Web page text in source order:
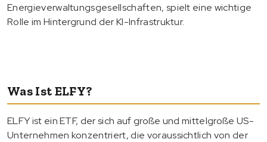
Energieverwaltungsgesellschaften, spielt eine wichtige
Rolle im Hintergrund der KI-Infrastruktur.
Was Ist ELFY?
ELFY ist ein ETF, der sich auf große und mittelgroße US-
Unternehmen konzentriert, die voraussichtlich von der